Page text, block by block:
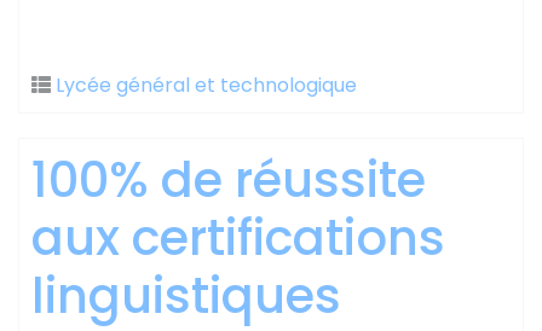
Lycée général et technologique
100% de réussite
aux certifications
linguistiques